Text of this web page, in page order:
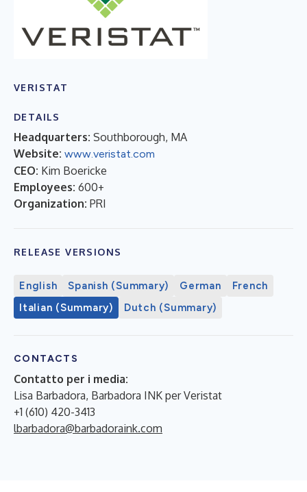
VERISTAT
DETAILS
Headquarters: Southborough, MA
Website: www.veristat.com
CEO: Kim Boericke
Employees: 600+
Organization: PRI
RELEASE VERSIONS
English Spanish (Summary) German
French
Italian (Summary)
Dutch (Summary)
CONTACTS
Contatto per i media:
Lisa Barbadora, Barbadora INK per Veristat
+1 (610) 420-3413
lbarbadora@barbadoraink.com